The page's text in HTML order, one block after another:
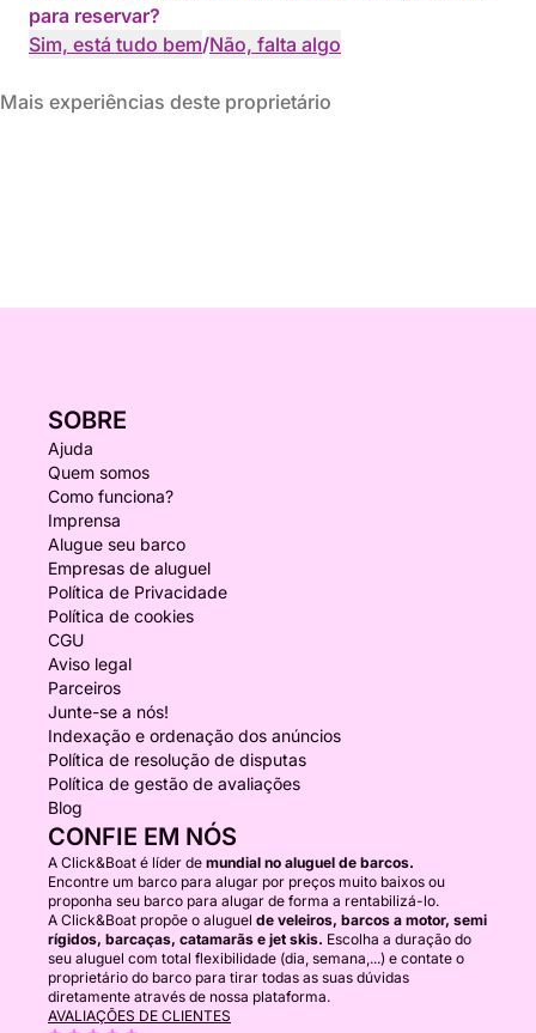
para reservar?
Sim, está tudo bem/Não, falta algo
Mais experiências deste proprietário
SOBRE
Ajuda
Quem somos
Como funciona?
Imprensa
Alugue seu barco
Empresas de aluguel
Política de Privacidade
Política de cookies
CGU
Aviso legal
Parceiros
Junte-se a nós!
Indexação e ordenação dos anúncios
Política de resolução de disputas
Política de gestão de avaliações
Blog
CONFIE EM NÓS
A Click&Boat é líder de mundial no aluguel de barcos.
Encontre um barco para alugar por preços muito baixos ou
proponha seu barco para alugar de forma a rentabilizá-lo.
A Click&Boat propõe o aluguel de veleiros, barcos a motor, semi
rígidos, barcaças, catamarãs e jet skis. Escolha a duração do
seu aluguel com total flexibilidade (dia, semana,...) e contate o
proprietário do barco para tirar todas as suas dúvidas
diretamente através de nossa plataforma.
AVALIAÇÕES DE CLIENTES